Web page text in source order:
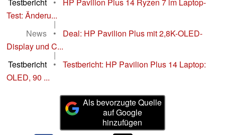
Testbericht
•
HP Pavilion Plus 14 Ryzen 7 im Laptop-
Test: Änderu...
|
News
•
Deal: HP Pavilion Plus mit 2,8K-OLED-
Display und C...
|
Testbericht
•
Testbericht: HP Pavilion Plus 14 Laptop:
OLED, 90 ...
Als bevorzugte Quelle
auf Google
hinzufügen